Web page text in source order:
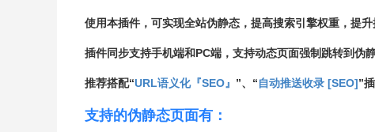
使用本插件，可实现全站伪静态，提高搜索引擎权重，提升
插件同步支持手机端和PC端，支持动态页面强制跳转到伪静
推荐搭配“URL语义化『SEO』 ”、“自动推送收录 [SEO]”
支持的伪静态页面有：